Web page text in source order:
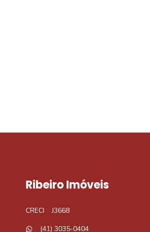
Ribeiro Imóveis
CRECI
J3668
(41) 3035-0404